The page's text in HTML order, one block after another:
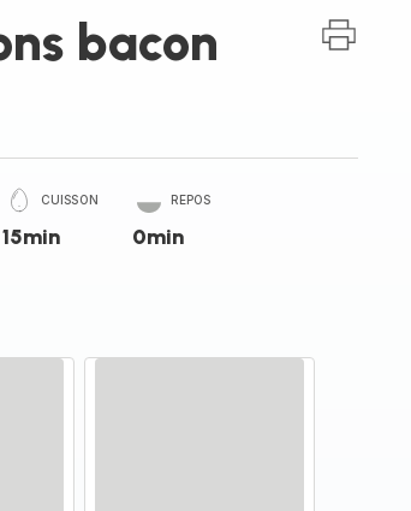
bacon
CUISSON
15min
REPOS
0min